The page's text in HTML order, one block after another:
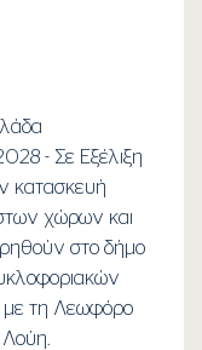
- Σε Εξέλιξη
κατασκευή
χώρων και
στο δήμο
με τη Λεωφόρο